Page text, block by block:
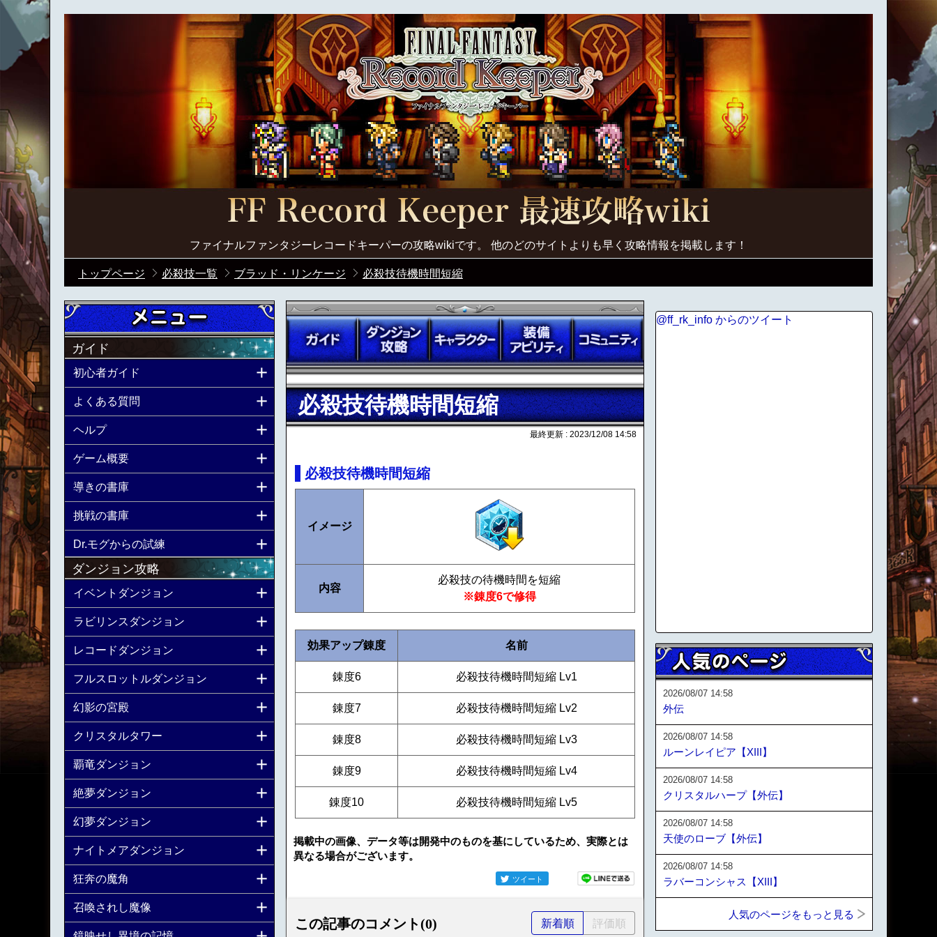
ファイナルファンタジーレコードキーパーの攻略wikiです。 他のどのサイトよりも早く攻略情報を掲載します！
トップページ 必殺技一覧 ブラッド・リンケージ 必殺技待機時間短縮
必殺技待機時間短縮
最終更新 : 2023/12/08 14:58
必殺技待機時間短縮
イメージ
内容
必殺技の待機時間を短縮
※錬度6で修得
効果アップ錬度 名前
錬度6 必殺技待機時間短縮 Lv1
錬度7 必殺技待機時間短縮 Lv2
錬度8 必殺技待機時間短縮 Lv3
錬度9 必殺技待機時間短縮 Lv4
錬度10 必殺技待機時間短縮 Lv5
掲載中の画像、データ等は開発中のものを基にしているため、実際とは
異なる場合がございます。
ツイート
この記事のコメント(0) 新着順 評価順
ガイド
初心者ガイド
よくある質問
ヘルプ
ゲーム概要
導きの書庫
挑戦の書庫
Dr.モグからの試練
ダンジョン攻略
イベントダンジョン
ラビリンスダンジョン
レコードダンジョン
フルスロットルダンジョン
幻影の宮殿
クリスタルタワー
覇竜ダンジョン
絶夢ダンジョン
幻夢ダンジョン
ナイトメアダンジョン
狂奔の魔角
召喚されし魔像
@ff_rk_info からのツイート
2026/08/07 14:58
外伝
2026/08/07 14:58
ルーンレイピア【XIII】
2026/08/07 14:58
クリスタルハープ【外伝】
2026/08/07 14:58
天使のローブ【外伝】
2026/08/07 14:58
ラバーコンシャス【XIII】
人気のページをもっと見る